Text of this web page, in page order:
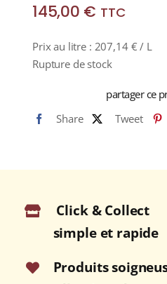
145,00 € TTC
Prix au litre : 207,14 € / L
Rupture de stock
partager ce
Share
Tweet
Click & Collect
simple et rapide
Produits